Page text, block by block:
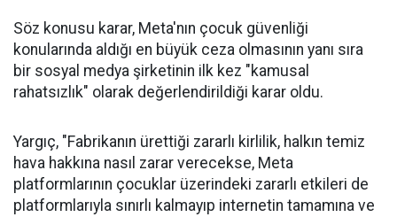
Söz konusu karar, Meta'nın çocuk güvenliği
konularında aldığı en büyük ceza olmasının yanı sıra
bir sosyal medya şirketinin ilk kez "kamusal
rahatsızlık" olarak değerlendirildiği karar oldu.
Yargıç, "Fabrikanın ürettiği zararlı kirlilik, halkın temiz
hava hakkına nasıl zarar verecekse, Meta
platformlarının çocuklar üzerindeki zararlı etkileri de
platformlarıyla sınırlı kalmayıp internetin tamamına ve